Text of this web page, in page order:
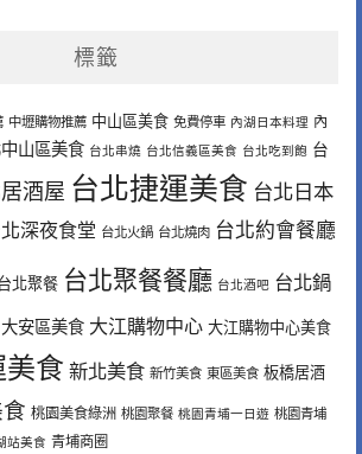
標籤
中壢購物推薦 中山區美食 免費停車 內湖日本料理 內
山區美食 台北串燒 台北信義區美食 台北吃到飽 台
酒屋 台北捷運美食 台北日本
深夜食堂 台北火鍋 台北燒肉 台北約會餐廳
北聚餐 台北聚餐餐廳 台北酒吧 台北鍋
大安區美食 大江購物中心 大江購物中心美食
食 新北美食 新竹美食 東區美食 板橋居酒
桃園美食綠洲 桃園聚餐 桃園青埔一日遊 桃園青埔
站美食 青埔商圈